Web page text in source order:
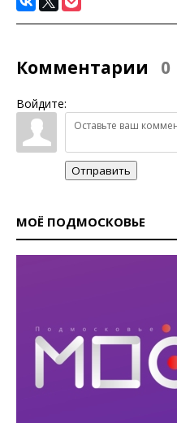
Комментарии 0
Войдите:
Отправить
МОЁ ПОДМОСКОВЬЕ